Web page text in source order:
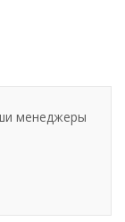
менеджеры